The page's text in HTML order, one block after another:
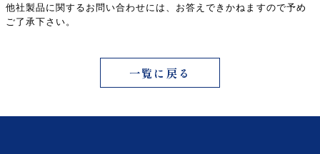
他社製品に関するお問い合わせには、お答えできかねますので予め
ご了承下さい。
一覧に戻る